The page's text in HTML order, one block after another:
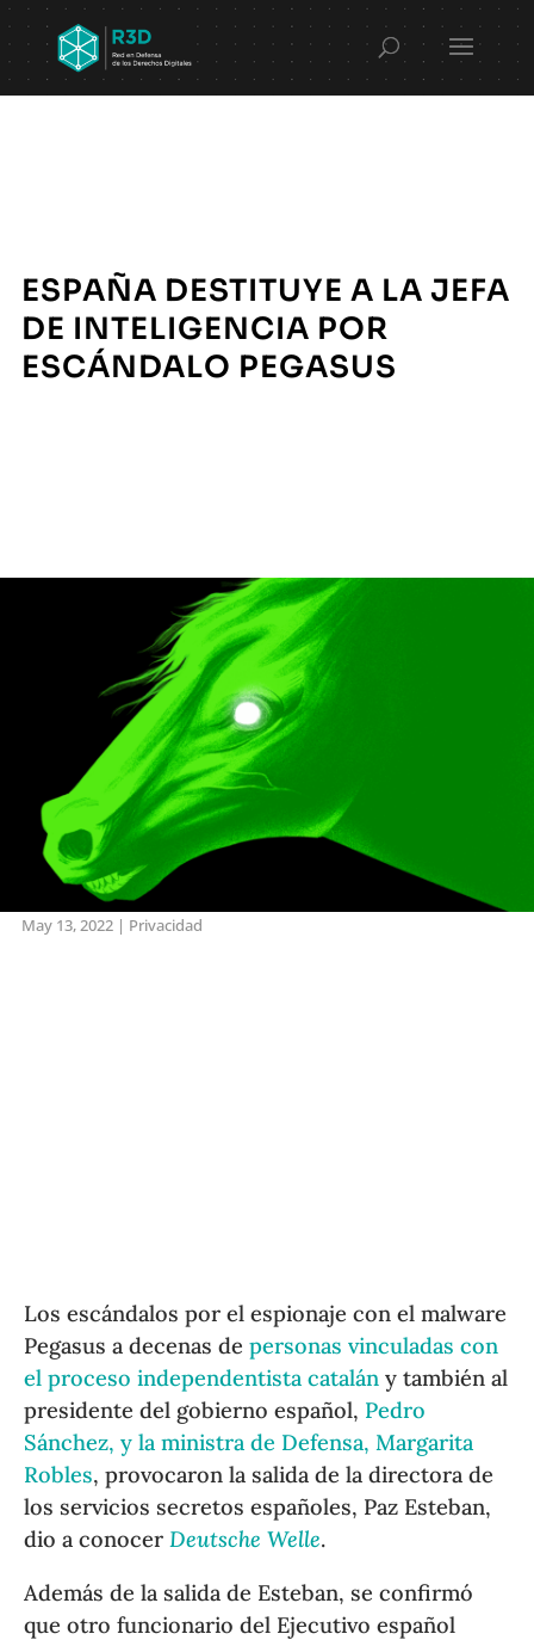
ESPAÑA DESTITUYE A LA JEFA
DE INTELIGENCIA POR
ESCÁNDALO PEGASUS
May 13, 2022| Privacidad
Los escándalos por el espionaje con el malware
Pegasus a decenas depersonas vinculadas con
el proceso independentista catalán y también al
presidente del gobierno español, Pedro
Sánchez, y la ministra de Defensa, Margarita
Robles, provocaron la salida de la directora de
los servicios secretos españoles, Paz Esteban,
dio a conocerDeutsche Welle.
Además de la salida de Esteban, se confirmó
que otro funcionario del Ejecutivo español